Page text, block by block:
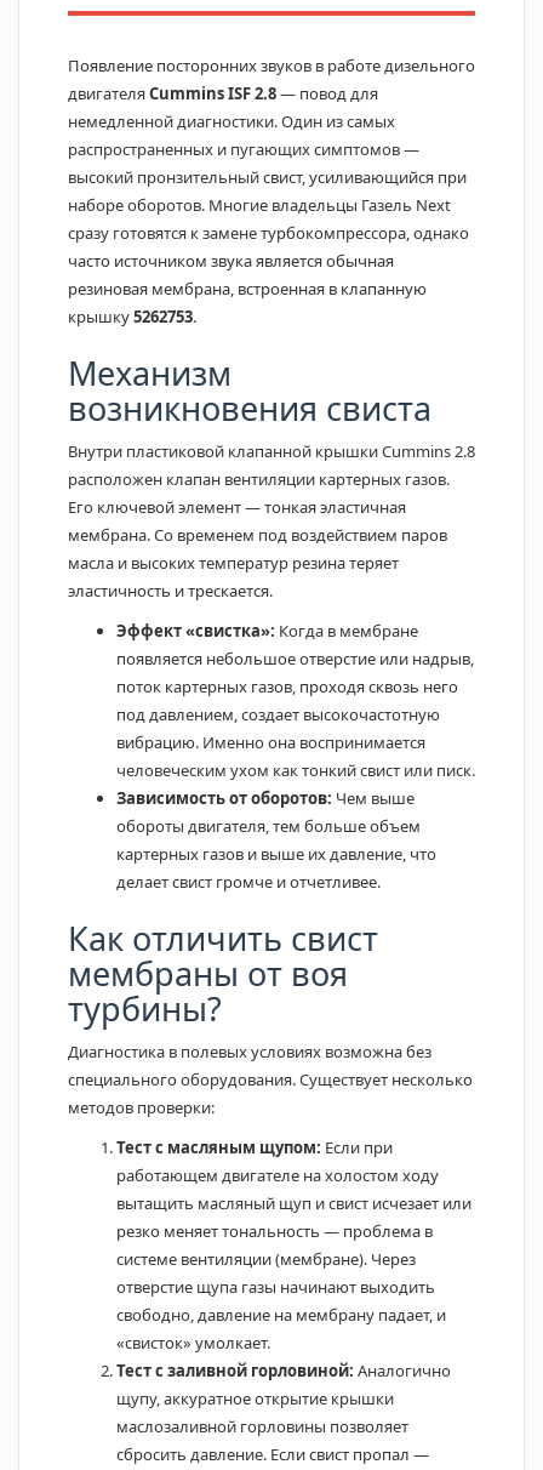
Появление посторонних звуков в работе дизельного
двигателяCummins ISF 2.8— повод для
немедленной диагностики. Один из самых
распространенных и пугающих симптомов —
высокий пронзительный свист, усиливающийся при
наборе оборотов. Многие владельцы Газель Next
сразу готовятся к замене турбокомпрессора, однако
часто источником звука является обычная
резиновая мембрана, встроенная в клапанную
крышку5262753.
Механизм
возникновения свиста
Внутри пластиковой клапанной крышки Cummins 2.8
расположен клапан вентиляции картерных газов.
Его ключевой элемент — тонкая эластичная
мембрана. Со временем под воздействием паров
масла и высоких температур резина теряет
эластичность и трескается.
Эффект «свистка»: Когда в мембране
появляется небольшое отверстие или надрыв,
поток картерных газов, проходя сквозь него
под давлением, создает высокочастотную
вибрацию. Именно она воспринимается
человеческим ухом как тонкий свист или писк.
Зависимость от оборотов: Чем выше
обороты двигателя, тем больше объем
картерных газов и выше их давление, что
делает свист громче и отчетливее.
Как отличить свист
мембраны от воя
турбины?
Диагностика в полевых условиях возможна без
специального оборудования. Существует несколько
методов проверки:
Тест с масляным щупом: Если при
работающем двигателе на холостом ходу
вытащить масляный щуп и свист исчезает или
резко меняет тональность — проблема в
системе вентиляции (мембране). Через
отверстие щупа газы начинают выходить
свободно, давление на мембрану падает, и
«свисток» умолкает.
Тест с заливной горловиной: Аналогично
щупу, аккуратное открытие крышки
маслозаливной горловины позволяет
сбросить давление. Если свист пропал —